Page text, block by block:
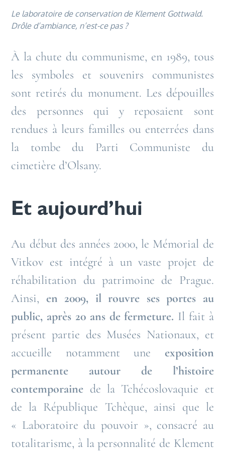
Le laboratoire de conservation de Klement Gottwald.
Drôle d’ambiance, n’est-ce pas ?
À la chute du communisme, en 1989, tous
les symboles et souvenirs communistes
sont retirés du monument. Les dépouilles
des personnes qui y reposaient sont
rendues à leurs familles ou enterrées dans
la tombe du Parti Communiste du
cimetière d’Olsany.
Et aujourd’hui
Au début des années 2000, le Mémorial de
Vitkov est intégré à un vaste projet de
réhabilitation du patrimoine de Prague.
Ainsi, en 2009, il rouvre ses portes au
public, après 20 ans de fermeture. Il fait à
présent partie des Musées Nationaux, et
accueille notamment une exposition
permanente autour de l’histoire
contemporaine de la Tchécoslovaquie et
de la République Tchèque, ainsi que le
« Laboratoire du pouvoir », consacré au
totalitarisme, à la personnalité de Klement